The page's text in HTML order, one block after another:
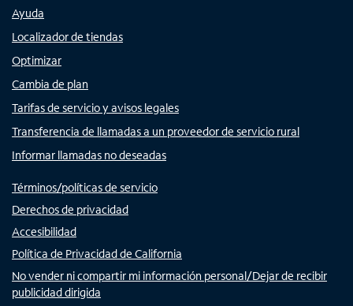
Ayuda
Localizador de tiendas
Optimizar
Cambia de plan
Tarifas de servicio y avisos legales
Transferencia de llamadas a un proveedor de servicio rural
Informar llamadas no deseadas
Términos/políticas de servicio
Derechos de privacidad
Accesibilidad
Política de Privacidad de California
No vender ni compartir mi información personal/Dejar de recibir
publicidad dirigida